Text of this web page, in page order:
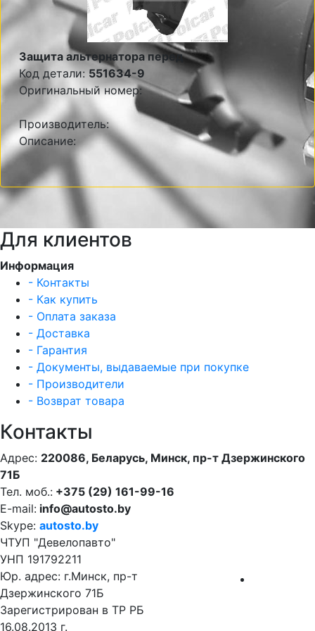
Защита альтернатора перед
Код детали: 551634-9
Оригинальный номер:
Производитель:
Описание:
Для клиентов
Информация
- Контакты
- Как купить
- Оплата заказа
- Доставка
- Гарантия
- Документы, выдаваемые при покупке
- Производители
- Возврат товара
Контакты
Адрес: 220086, Беларусь, Минск, пр-т Дзержинского
71Б
Тел. моб.: +375 (29) 161-99-16
E-mail: info@autosto.by
Skype: autosto.by
ЧТУП "Девелопавто"
УНП 191792211
Юр. адрес: г.Минск, пр-т
Дзержинского 71Б
Зарегистрирован в ТР РБ
16.08.2013 г.